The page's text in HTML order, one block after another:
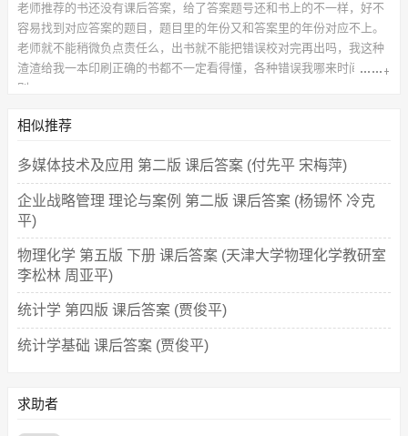
老师推荐的书还没有课后答案，给了答案题号还和书上的不一样，好不
容易找到对应答案的题目，题目里的年份又和答案里的年份对应不上。
老师就不能稍微负点责任么，出书就不能把错误校对完再出吗，我这种
渣渣给我一本印刷正确的书都不一定看得懂，各种错误我哪来时间辨
别。
书名：平面构成
出版社：华中科技大学出版社
相似推荐
多媒体技术及应用 第二版 课后答案 (付先平 宋梅萍)
企业战略管理 理论与案例 第二版 课后答案 (杨锡怀 冷克
平)
物理化学 第五版 下册 课后答案 (天津大学物理化学教研室
李松林 周亚平)
统计学 第四版 课后答案 (贾俊平)
统计学基础 课后答案 (贾俊平)
求助者